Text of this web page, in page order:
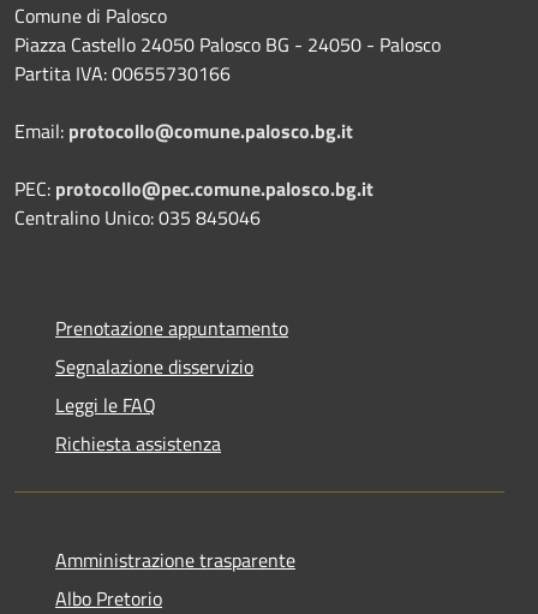
Comune di Palosco
Piazza Castello 24050 Palosco BG - 24050 - Palosco
Partita IVA: 00655730166
Email: protocollo@comune.palosco.bg.it
PEC: protocollo@pec.comune.palosco.bg.it
Centralino Unico: 035 845046
Prenotazione appuntamento
Segnalazione disservizio
Leggi le FAQ
Richiesta assistenza
Amministrazione trasparente
Albo Pretorio